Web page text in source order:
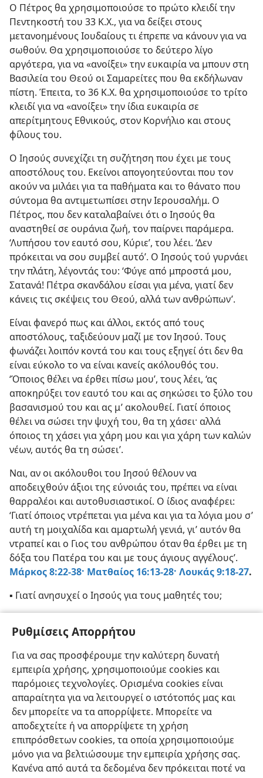
Ρυθμίσεις Απορρήτου
Για να σας προσφέρουμε την καλύτερη δυνατή
εμπειρία χρήσης, χρησιμοποιούμε cookies και
παρόμοιες τεχνολογίες. Ορισμένα cookies είναι
απαραίτητα για να λειτουργεί ο ιστότοπός μας και
δεν μπορείτε να τα απορρίψετε. Μπορείτε να
αποδεχτείτε ή να απορρίψετε τη χρήση
επιπρόσθετων cookies, τα οποία χρησιμοποιούμε
μόνο για να βελτιώσουμε την εμπειρία χρήσης σας.
Κανένα από αυτά τα δεδομένα δεν πρόκειται ποτέ να
Ο Πέτρος θα χρησιμοποιούσε το πρώτο κλειδί την
Πεντηκοστή του 33 Κ.Χ., για να δείξει στους
μετανοημένους Ιουδαίους τι έπρεπε να κάνουν για να
σωθούν. Θα χρησιμοποιούσε το δεύτερο λίγο
αργότερα, για να «ανοίξει» την ευκαιρία να μπουν στη
Βασιλεία του Θεού οι Σαμαρείτες που θα εκδήλωναν
πίστη. Έπειτα, το 36 Κ.Χ. θα χρησιμοποιούσε το τρίτο
κλειδί για να «ανοίξει» την ίδια ευκαιρία σε
απερίτμητους Εθνικούς, στον Κορνήλιο και στους
φίλους του.
Ο Ιησούς συνεχίζει τη συζήτηση που έχει με τους
αποστόλους του. Εκείνοι απογοητεύονται που τον
ακούν να μιλάει για τα παθήματα και το θάνατο που
σύντομα θα αντιμετωπίσει στην Ιερουσαλήμ. Ο
Πέτρος, που δεν καταλαβαίνει ότι ο Ιησούς θα
αναστηθεί σε ουράνια ζωή, τον παίρνει παράμερα.
‘Λυπήσου τον εαυτό σου, Κύριε’, του λέει. ‘Δεν
πρόκειται να σου συμβεί αυτό’. Ο Ιησούς τού γυρνάει
την πλάτη, λέγοντάς του: ‘Φύγε από μπροστά μου,
Σατανά! Πέτρα σκανδάλου είσαι για μένα, γιατί δεν
κάνεις τις σκέψεις του Θεού, αλλά των ανθρώπων’.
Είναι φανερό πως και άλλοι, εκτός από τους
αποστόλους, ταξιδεύουν μαζί με τον Ιησού. Τους
φωνάζει λοιπόν κοντά του και τους εξηγεί ότι δεν θα
είναι εύκολο το να είναι κανείς ακόλουθός του.
‘Όποιος θέλει να έρθει πίσω μου’, τους λέει, ‘ας
αποκηρύξει τον εαυτό του και ας σηκώσει το ξύλο του
βασανισμού του και ας μ’ ακολουθεί. Γιατί όποιος
θέλει να σώσει την ψυχή του, θα τη χάσει· αλλά
όποιος τη χάσει για χάρη μου και για χάρη των καλών
νέων, αυτός θα τη σώσει’.
Ναι, αν οι ακόλουθοι του Ιησού θέλουν να
αποδειχθούν άξιοι της εύνοιάς του, πρέπει να είναι
θαρραλέοι και αυτοθυσιαστικοί. Ο ίδιος αναφέρει:
‘Γιατί όποιος ντρέπεται για μένα και για τα λόγια μου σ’
αυτή τη μοιχαλίδα και αμαρτωλή γενιά, γι’ αυτόν θα
ντραπεί και ο Γιος του ανθρώπου όταν θα έρθει με τη
δόξα του Πατέρα του και με τους άγιους αγγέλους’.
Μάρκος 8:22-38· Ματθαίος 16:13-28· Λουκάς 9:18-27.
▪ Γιατί ανησυχεί ο Ιησούς για τους μαθητές του;
▪ Τι κλειδιά δίνονται στον Πέτρο, και πώς πρόκειται να
χρησιμοποιηθούν;
▪ Ποια διόρθωση δίνεται στον Πέτρο, και γιατί;
Ελληνική Κοινή Χρήση Προτιμήσεις
Copyright© 2026 Watch Tower Bible and Tract Society of Pennsylvania